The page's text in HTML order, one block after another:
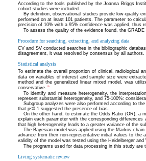
According to the tools published by the Joanna Briggs
cohort studies were included.
By definition, observational studies provide low-quality
performed on at least 101 patients. The parameter to
precision of 10% with a 95% confidence was applied, thus
To assess the quality of the evidence found, the GRADE
Procedure for searching, extracting, and analyzing data
CV and SV conducted searches in the bibliographic
disagreement, it was resolved by consensus by all
Statistical analysis
To estimate the overall proportion of clinical, radiological
data on variables of interest and sample size were
method and the generalized linear mixed model, was
conservative. 16
To identify and measure heterogeneity, the
represent substantial heterogeneity, and 75-100%:
Subgroup analyzes were also performed according to
that p<0.1 suggested the presence of bias.
On the other hand, to estimate the Odds Ratio (OR), a
explain each parameter with the corresponding
that high heterogeneity leads to a greater variance of the
The Bayesian model was applied using the Markov
advance from their non-representative initial values to
validity of the model was tested using the Heidelberger
The programs used for data processing in this study are
Living systematic review